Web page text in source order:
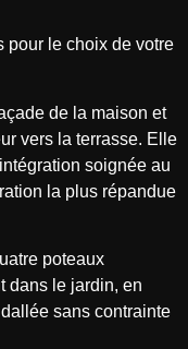
pour le choix de votre
de la maison et
vers la terrasse. Elle
soignée au
la plus répandue
poteaux
dans le jardin, en
sans contrainte